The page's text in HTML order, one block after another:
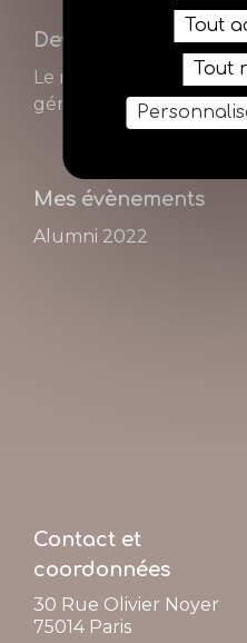
Devenir agent
Le métier d'agent
général d'assurance
Mes évènements
Alumni 2022
Contact et
coordonnées
30 Rue Olivier Noyer
75014 Paris
Tout
Tout